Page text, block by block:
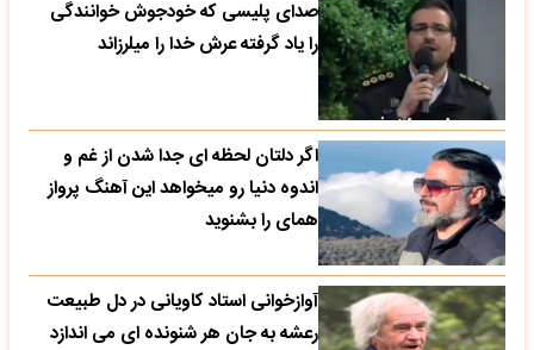
صدای پلیسی که خودجوش خوانندگی
را یاد گرفته عرش خدا را میلرزاند
اگر دلتان لحظه ای جدا شدن از غم و
اندوه دنیا رو میخواهد این آهنگ پرواز
همای را بشنوید
آوازخوانی استاد کاویانی در دل طبیعت
رعشه به جان هر شنونده ای می اندازد